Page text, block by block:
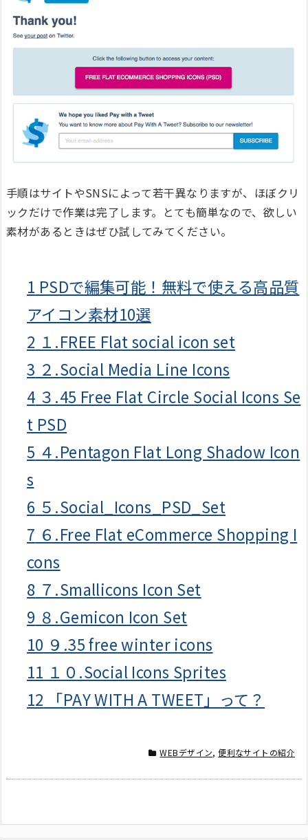
手順はサイトやSNSによって若干異なりますが、ほぼクリ
ックだけで作業は完了します。とても簡単なので、欲しい
素材があるときはぜひ試してみてください。
1 PSDで編集可能！無料で使える高品質
アイコン素材10選
2 １.FREE Flat social icon set
3 ２.Social Media Line Icons
4 ３.45 Free Flat Circle Social Icons Se
t PSD
5 ４.Pentagon Flat Long Shadow Icon
s
6 ５.Social_Icons_PSD_Set
7 ６.Free Flat eCommerce Shopping I
cons
8 ７.Smallicons Icon Set
9 ８.Gemicon Icon Set
10 ９.35 free winter icons
11 １０.Social Icons Sprites
12 「PAY WITH A TWEET」って？
WEBデザイン,便利なサイトの紹介